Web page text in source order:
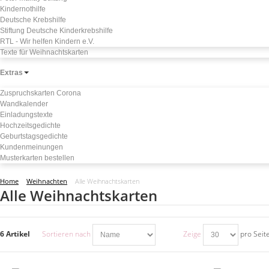
Kindernothilfe
Deutsche Krebshilfe
Stiftung Deutsche Kinderkrebshilfe
RTL - Wir helfen Kindern e.V.
Texte für Weihnachtskarten
Extras
Zuspruchskarten Corona
Wandkalender
Einladungstexte
Hochzeitsgedichte
Geburtstagsgedichte
Kundenmeinungen
Musterkarten bestellen
Home Weihnachten Alle Weihnachtskarten
Alle Weihnachtskarten
6 Artikel Sortieren nach Zeige pro